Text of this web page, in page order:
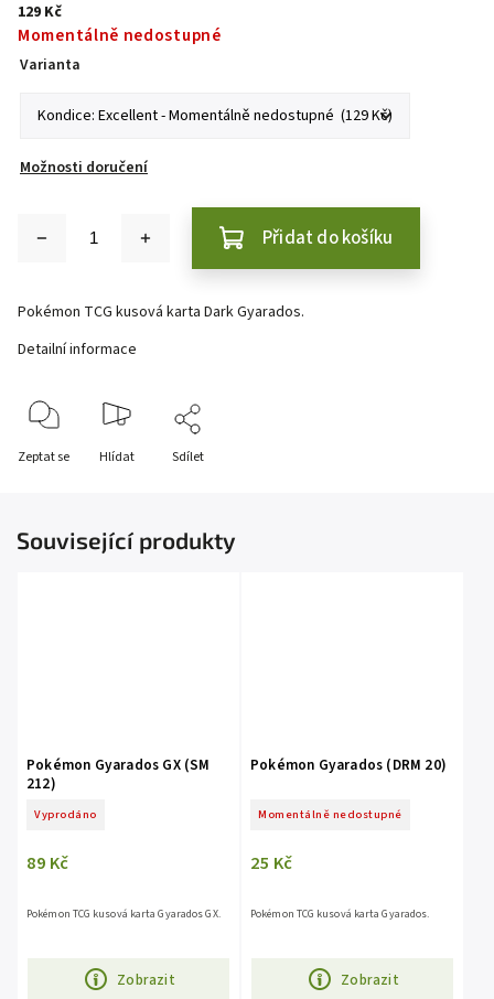
129 Kč
Momentálně nedostupné
Varianta
Možnosti doručení
Přidat do košíku
Pokémon TCG kusová karta Dark Gyarados.
Detailní informace
Zeptat se Hlídat Sdílet
Související produkty
Pokémon Gyarados GX (SM
212)
Vyprodáno
89 Kč
Zobrazit
Pokémon TCG kusová karta Gyarados GX.
Pokémon Gyarados (DRM 20)
Momentálně nedostupné
25 Kč
Zobrazit
Pokémon TCG kusová karta Gyarados.